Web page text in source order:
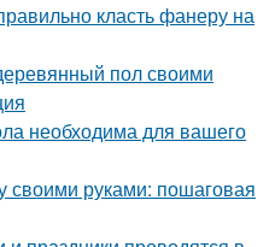
класть фанеру на
пол своими
необходима для вашего
своими руками: пошаговая